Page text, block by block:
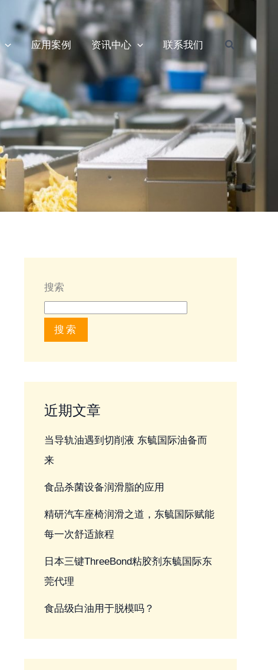
应用案例 资讯中心 联系我们
搜
搜索
搜索
近期文章
当导轨油遇到切削液 东毓国际油备而
来
食品杀菌设备润滑脂的应用
精研汽车座椅润滑之道，东毓国际赋能
每一次舒适旅程
日本三键ThreeBond粘胶剂东毓国际东
莞代理
食品级白油用于脱模吗？